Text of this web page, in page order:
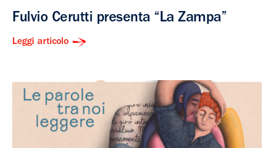
Fulvio Cerutti presenta “La Zampa”
Leggi articolo